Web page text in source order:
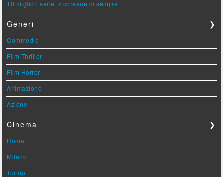
10 migliori serie tv coreane di sempre
Generi ❯
Commedie
Film Thriller
Film Horror
Animazione
Azione
Cinema ❯
Roma
Milano
Torino